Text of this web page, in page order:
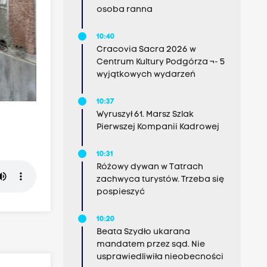
osoba ranna
10:40
Cracovia Sacra 2026 w
Centrum Kultury Podgórza ¬- 5
wyjątkowych wydarzeń
10:37
Wyruszył 61. Marsz Szlak
Pierwszej Kompanii Kadrowej
10:31
Różowy dywan w Tatrach
zachwyca turystów. Trzeba się
pospieszyć
10:20
Beata Szydło ukarana
mandatem przez sąd. Nie
usprawiedliwiła nieobecności